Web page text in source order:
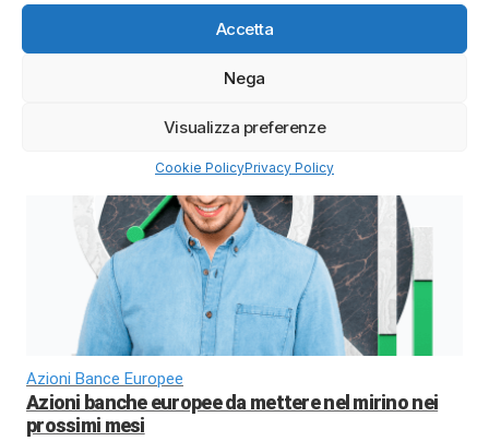
Accetta
Nega
Visualizza preferenze
Cookie PolicyPrivacy Policy
Street sorprendono gli investitori
Azioni Bance Europee
Azioni banche europee da mettere nel mirino nei
prossimi mesi